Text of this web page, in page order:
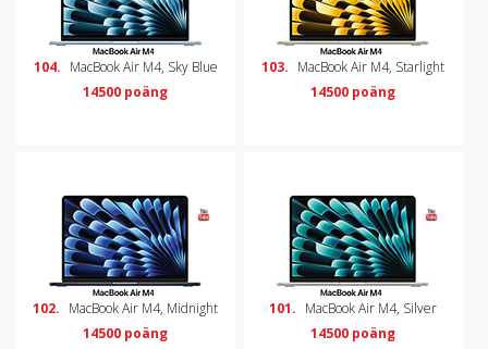
104. MacBook Air M4, Sky Blue
14500 poäng
103. MacBook Air M4, Starlight
14500 poäng
102. MacBook Air M4, Midnight
14500 poäng
101. MacBook Air M4, Silver
14500 poäng